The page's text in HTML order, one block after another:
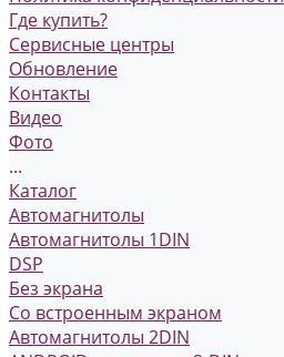
Где купить?
Сервисные центры
Обновление
Контакты
Видео
Фото
...
Каталог
Автомагнитолы
Автомагнитолы 1DIN
DSP
Без экрана
Со встроенным экраном
Автомагнитолы 2DIN